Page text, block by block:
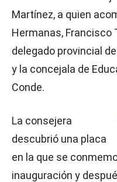
Martínez, a quien
Hermanas, Francisco
delegado provincial
y la concejala de
Conde.
La consejera
descubrió una placa
en la que se
inauguración y